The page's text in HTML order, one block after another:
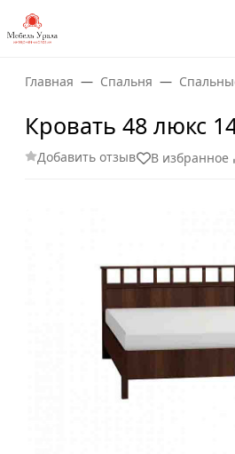
Главная Спальня
Кровать 48 люкс
Добавить отзыв В избранное